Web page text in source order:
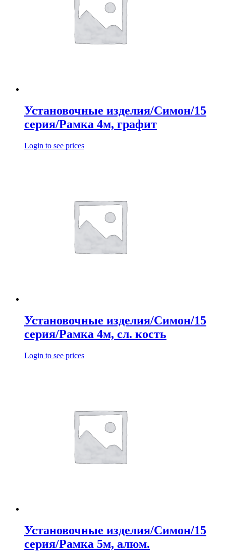
Установочные изделия/Симон/15
серия/Рамка 4м, графит
Login to see prices
Установочные изделия/Симон/15
серия/Рамка 4м, сл. кость
Login to see prices
Установочные изделия/Симон/15
серия/Рамка 5м, алюм.